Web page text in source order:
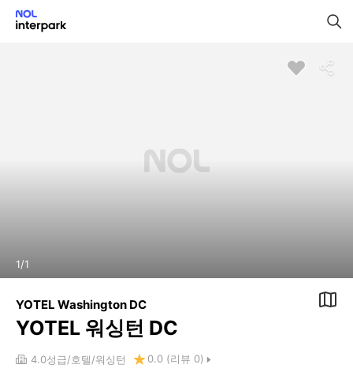
1/1
YOTEL Washington DC
YOTEL 워싱턴 DC
4.0성급 호텔 워싱턴 0.0 (리뷰 0)